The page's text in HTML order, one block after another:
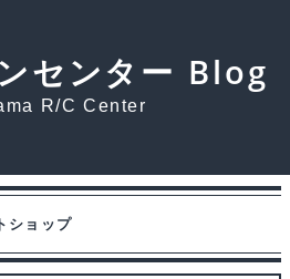
センター Blog
R/C Center
ショップ